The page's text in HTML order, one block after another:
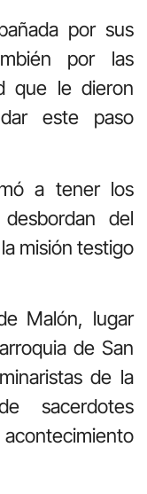
por sus
por las
que le dieron
este paso
a tener los
del
misión testigo
Malón, lugar
de San
de la
sacerdotes